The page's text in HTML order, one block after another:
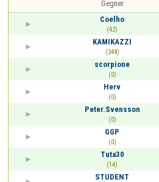
Gegner
Coelho
(42)
KAMIKAZZI
(248)
scorpione
(0)
Herv
(0)
Peter.Svensson
(0)
GGP
(0)
Tuta30
(14)
STUDENT